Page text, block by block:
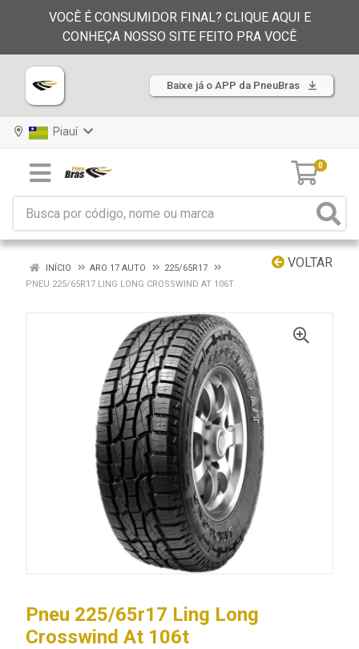
VOCÊ É CONSUMIDOR FINAL? CLIQUE AQUI E
CONHEÇA NOSSO SITE FEITO PRA VOCÊ
Baixe já o APP da PneuBras
Piauí
0
VOLTAR
INÍCIO ARO 17 AUTO
225/65R17
PNEU 225/65R17 LING LONG CROSSWIND AT 106T
Pneu 225/65r17 Ling Long
Crosswind At 106t